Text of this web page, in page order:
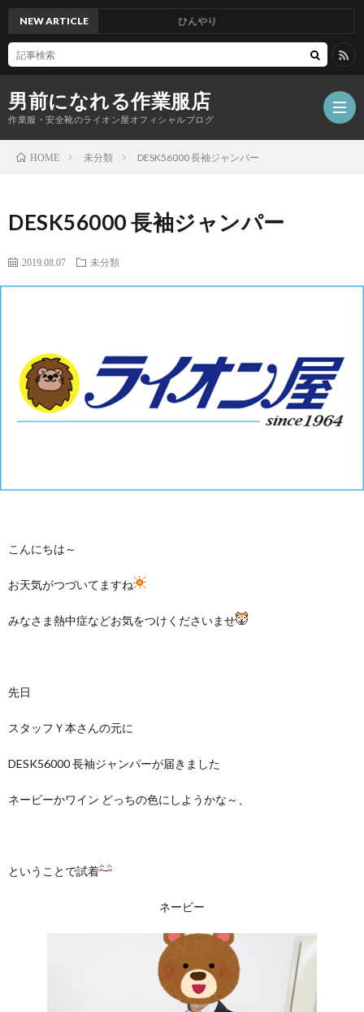
男前になれる作業服店
作業服・安全靴のライオン屋オフィシャルブログ
NEW ARTICLE ひんやり
HOME 未分類 DESK56000 長袖ジャンパー
DESK56000 長袖ジャンパー
2019.08.07 未分類
こんにちは～
お天気がつづいてますね
みなさま熱中症などお気をつけくださいませ
先日
スタッフＹ本さんの元に
DESK56000 長袖ジャンパーが届きました
ネービーかワイン どっちの色にしようかな～、
ということで試着
ネービー